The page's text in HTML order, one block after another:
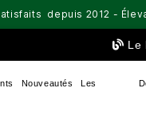
depuis 2012 -
Le
Nouveautés Les